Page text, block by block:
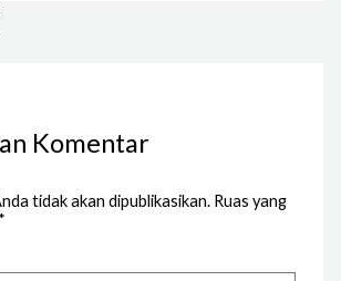
Komentar
tidak akan dipublikasikan. Ruas yang
*